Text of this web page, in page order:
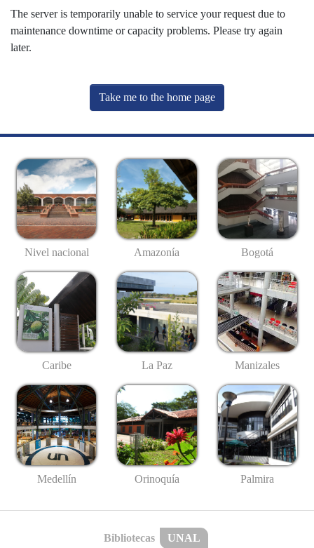
The server is temporarily unable to service your request due to
maintenance downtime or capacity problems. Please try again
later.
Take me to the home page
Nivel nacional Amazonía Bogotá
Caribe La Paz Manizales
Medellín Orinoquía Palmira
Bibliotecas UNAL